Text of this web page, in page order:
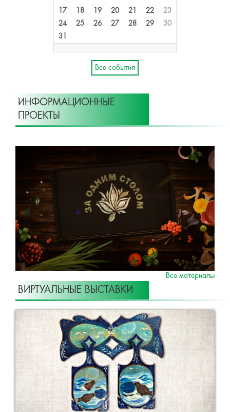
17
18 19 20 21 22
23
24
25 26 27 28 29
30
31
Все события
ИНФОРМАЦИОННЫЕ
ПРОЕКТЫ
Все материалы
ВИРТУАЛЬНЫЕ ВЫСТАВКИ